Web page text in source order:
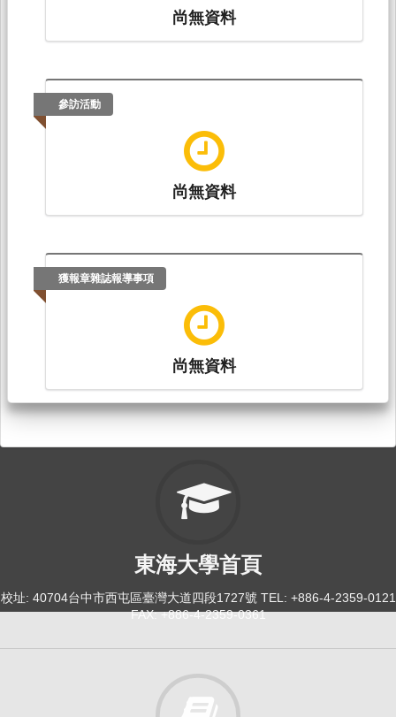
尚無資料
參訪活動
尚無資料
獲報章雜誌報導事項
尚無資料
東海大學首頁
校址: 40704台中市西屯區臺灣大道四段1727號 TEL: +886-4-2359-0121
FAX: +886-4-2359-0361